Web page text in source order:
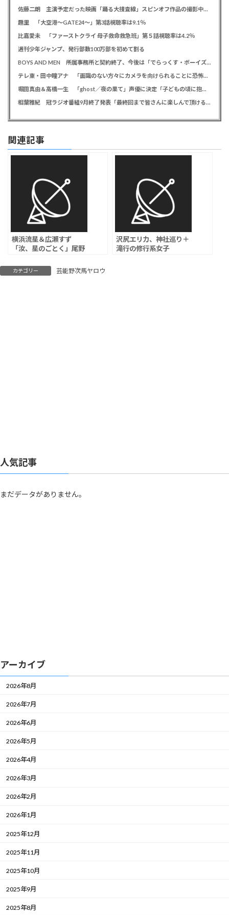
佐藤二朗 主演予定だった映画「踊る大捜査線」スピンオフ作品の撮影中止が正式に決定か
趣里 「大空港～GATE24～」第3話視聴率は9.1％
比嘉愛未 「ファーストクライ 母子救命救急班」第５話視聴率は4.2％
週刊少年ジャンプ、発行部数100万部を初めて割る
BOYS AND MEN 所属事務所と契約終了、今後は「でらっくす・ボーイズ」として活動
テレ東・田中瞳アナ 「面識のない方々にカメラを向けられることに恐怖を」 ロケ撮影時に勝手に撮影してくる人に注意喚起
堀田真由＆高橋一生 「ghost／夜の果て」声優に決定「子どもの頃に抱いていた言葉にはできない沢山の感情を思い出しました」
相葉雅紀 冠ラジオ番組9月終了発表「最終回まで皆さんに楽しんで頂ける番組を」、ファンからは悲しみの声
関連記事
横浜流星＆広瀬すず
「汝、星のごとく」尾野
村佳乃、長谷川博己が主
人公を取り巻く人々に
沢尻エリカ、神社巡り＋
滝行の修行系女子
カテゴリー 芸能野次馬ヤロウ
人気記事
まだデータがありません。
アーカイブ
2026年8月
2026年7月
2026年6月
2026年5月
2026年4月
2026年3月
2026年2月
2026年1月
2025年12月
2025年11月
2025年10月
2025年9月
2025年8月